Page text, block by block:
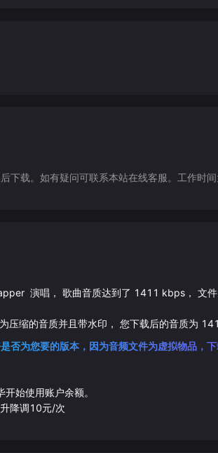
下载。如有疑问可联系本站在线客服。工作
演唱， 歌曲音质达到了 1411 kbps， 文
压缩的音质并且带水印， 您下载后的音质为
为您要的版本，因为音频文件为虚拟物品，下
始使用账户余额。
降调10元/次